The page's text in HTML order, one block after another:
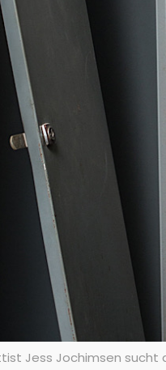
Jess Jochimsen sucht